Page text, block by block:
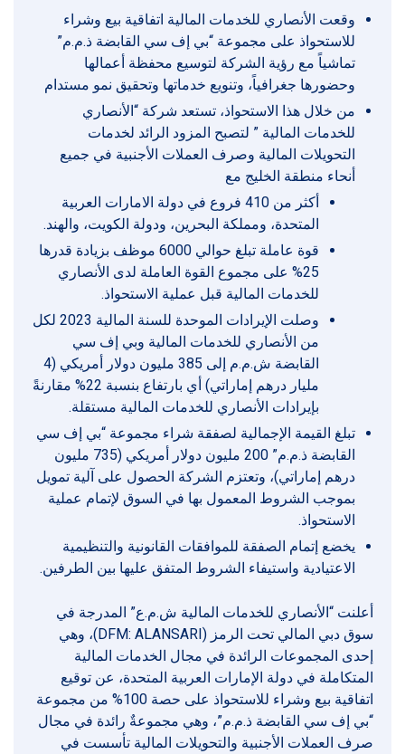
وقعت الأنصاري للخدمات المالية اتفاقية بيع وشراء
للاستحواذ على مجموعة “بي إف سي القابضة ذ.م.م”
تماشياً مع رؤية الشركة لتوسيع محفظة أعمالها
وحضورها جغرافياً، وتنويع خدماتها وتحقيق نمو مستدام
من خلال هذا الاستحواذ، تستعد شركة “الأنصاري
للخدمات المالية ” لتصبح المزود الرائد لخدمات
التحويلات المالية وصرف العملات الأجنبية في جميع
أنحاء منطقة الخليج مع
أكثر من 410 فروع في دولة الامارات العربية
المتحدة، ومملكة البحرين، ودولة الكويت، والهند.
قوة عاملة تبلغ حوالي 6000 موظف بزيادة قدرها
25% على مجموع القوة العاملة لدى الأنصاري
للخدمات المالية قبل عملية الاستحواذ.
وصلت الإيرادات الموحدة للسنة المالية 2023 لكل
من الأنصاري للخدمات المالية وبي إف سي
القابضة ش.م.م إلى 385 مليون دولار أمريكي (4
مليار درهم إماراتي) أي بارتفاع بنسبة 22% مقارنةً
بإيرادات الأنصاري للخدمات المالية مستقلة.
تبلغ القيمة الإجمالية لصفقة شراء مجموعة “بي إف سي
القابضة ذ.م.م” 200 مليون دولار أمريكي (735 مليون
درهم إماراتي)، وتعتزم الشركة الحصول على آلية تمويل
بموجب الشروط المعمول بها في السوق لإتمام عملية
الاستحواذ.
يخضع إتمام الصفقة للموافقات القانونية والتنظيمية
الاعتيادية واستيفاء الشروط المتفق عليها بين الطرفين.
أعلنت “الأنصاري للخدمات المالية ش.م.ع” المدرجة في
سوق دبي المالي تحت الرمز (DFM: ALANSARI)، وهي
إحدى المجموعات الرائدة في مجال الخدمات المالية
المتكاملة في دولة الإمارات العربية المتحدة، عن توقيع
اتفاقية بيع وشراء للاستحواذ على حصة 100% من مجموعة
“بي إف سي القابضة ذ.م.م”، وهي مجموعةٌ رائدة في مجال
صرف العملات الأجنبية والتحويلات المالية تأسست في